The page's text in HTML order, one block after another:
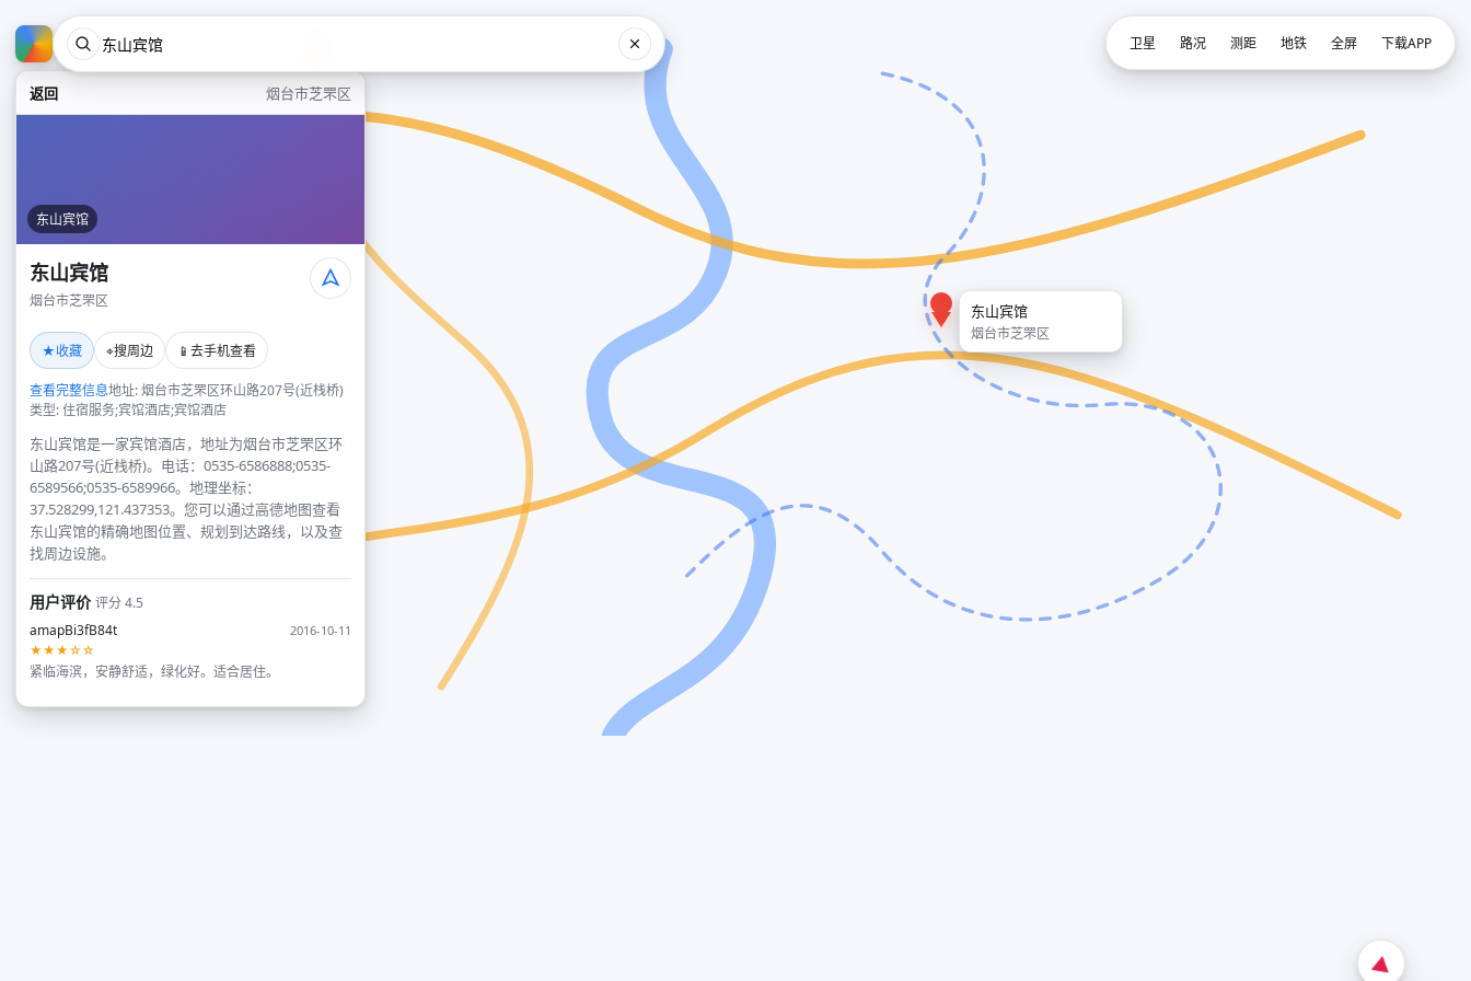
返回 烟台市芝罘区
东山宾馆
东山宾馆
烟台市芝罘区
★收藏 ⌖搜周边 📱 去手机查看
查看完整信息地址: 烟台市芝罘区环山路207号(近栈桥)
类型: 住宿服务;宾馆酒店;宾馆酒店
东山宾馆是一家宾馆酒店，地址为烟台市芝罘区环
山路207号(近栈桥)。电话：0535-6586888;0535-
6589566;0535-6589966。地理坐标：
37.528299,121.437353。您可以通过高德地图查看
东山宾馆的精确地图位置、规划到达路线，以及查
找周边设施。
用户评价评分 4.5
amapBi3fB84t
2016-10-11
★★★☆☆
紧临海滨，安静舒适，绿化好。适合居住。
东山宾馆
烟台市芝罘区
卫星 路况 测距 地铁 全屏 下载APP